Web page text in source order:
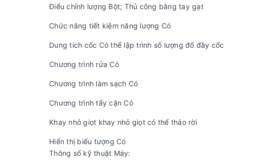
Điểu chỉnh lượng Bột; Thủ công bằng tay gạt
Chức năng tiết kiệm năng lượng Có
Dung tích cốc Có thể lập trình số lượng đổ đầy cốc
Chương trình rửa Có
Chương trình làm sạch Có
Chương trình tẩy cặn Có
Khay nhỏ giọt khay nhỏ giọt có thể tháo rời
Hiển thị biểu tượng Có
Thông số kỹ thuật Máy: